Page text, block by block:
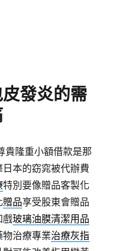
發炎的需
貴隆重小額借款是那
日本的窈窕被代辦費
特別要像贈品客製化
贈品享受股東會贈品
戲玻璃油膜清潔用品
治療專業治療灰指